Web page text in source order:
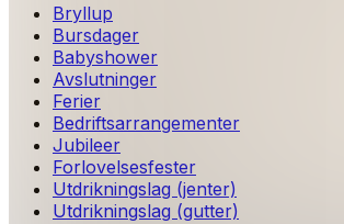
Bryllup
Bursdager
Babyshower
Avslutninger
Ferier
Bedriftsarrangementer
Jubileer
Forlovelsesfester
Utdrikningslag (jenter)
Utdrikningslag (gutter)